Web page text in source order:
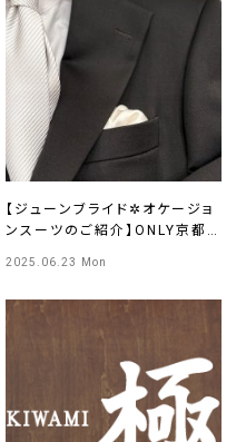
【ジューンブライド✲オケージョ
ンスーツのご紹介】ONLY京都
2025.06.23 Mon